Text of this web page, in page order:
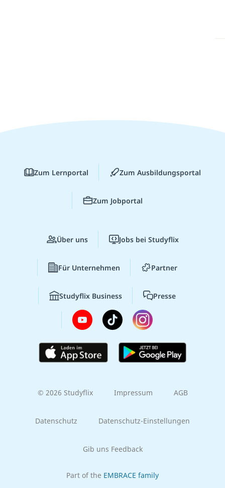
Zum Lernportal Zum Ausbildungsportal
Zum Jobportal
Über uns Jobs bei Studyflix
Für Unternehmen Partner
Studyflix Business Presse
© 2026 Studyflix Impressum AGB
Datenschutz Datenschutz-Einstellungen
Gib uns Feedback
Part of the EMBRACE family